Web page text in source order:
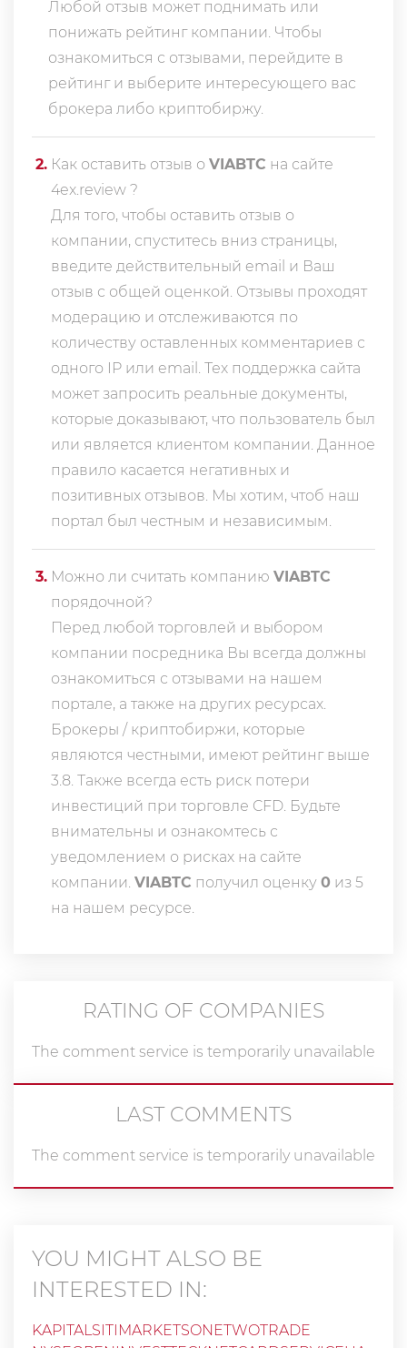
Любой отзыв может поднимать или
понижать рейтинг компании. Чтобы
ознакомиться с отзывами, перейдите в
рейтинг и выберите интересующего вас
брокера либо криптобиржу.
2. Как оставить отзыв о VIABTC на сайте
4ex.review ?
Для того, чтобы оставить отзыв о
компании, спуститесь вниз страницы,
введите действительный email и Ваш
отзыв с общей оценкой. Отзывы проходят
модерацию и отслеживаются по
количеству оставленных комментариев с
одного IP или email. Тех поддержка сайта
может запросить реальные документы,
которые доказывают, что пользователь был
или является клиентом компании. Данное
правило касается негативных и
позитивных отзывов. Мы хотим, чтоб наш
портал был честным и независимым.
3. Можно ли считать компанию VIABTC
порядочной?
Перед любой торговлей и выбором
компании посредника Вы всегда должны
ознакомиться с отзывами на нашем
портале, а также на других ресурсах.
Брокеры / криптобиржи, которые
являются честными, имеют рейтинг выше
3.8. Также всегда еcть риск потери
инвестиций при торговле CFD. Будьте
внимательны и ознакомтесь с
уведомлением о рисках на сайте
компании. VIABTC получил оценку 0 из 5
на нашем ресурсе.
RATING OF COMPANIES
The comment service is temporarily unavailable
LAST COMMENTS
The comment service is temporarily unavailable
YOU MIGHT ALSO BE
INTERESTED IN:
KAPITALSITIMARKETSONETWOTRADE